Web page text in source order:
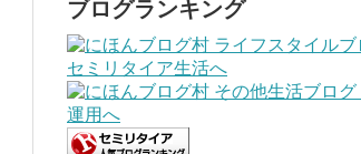
ブログランキング